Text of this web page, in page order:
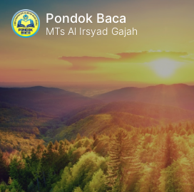
Pondok Baca
MTs Al Irsyad Gajah